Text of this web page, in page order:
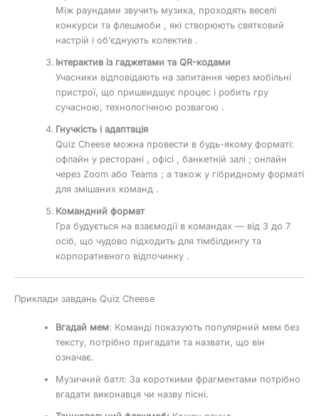
Між раундами звучить музика, проходять веселі
конкурси та флешмоби , які створюють святковий
настрій і об’єднують колектив .
Інтерактив із гаджетами та QR-кодами
Учасники відповідають на запитання через мобільні
пристрої, що пришвидшує процес і робить гру
сучасною, технологічною розвагою .
Гнучкість і адаптація
Quiz Cheese можна провести в будь-якому форматі:
офлайн у ресторані , офісі , банкетній залі ; онлайн
через Zoom або Teams ; а також у гібридному форматі
для змішаних команд .
Командний формат
Гра будується на взаємодії в командах — від 3 до 7
осіб, що чудово підходить для тімбілдингу та
корпоративного відпочинку .
Приклади завдань Quiz Cheese
Вгадай мем: Команді показують популярний мем без
тексту, потрібно пригадати та назвати, що він
означає.
Музичний батл: За короткими фрагментами потрібно
вгадати виконавця чи назву пісні.